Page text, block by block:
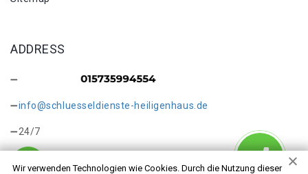
Wir verwenden Technologien wie Cookies. Durch die Nutzung dieser
ADDRESS
info@schluesseldienste-heiligenhaus.de
24/7